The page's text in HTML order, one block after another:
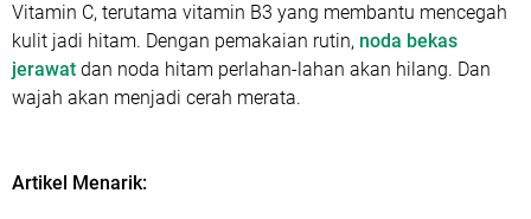
Vitamin C, terutama vitamin B3 yang membantu mencegah
kulit jadi hitam. Dengan pemakaian rutin, noda bekas
jerawat dan noda hitam perlahan-lahan akan hilang. Dan
wajah akan menjadi cerah merata.
Artikel Menarik: